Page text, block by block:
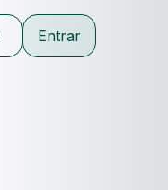
Entrar